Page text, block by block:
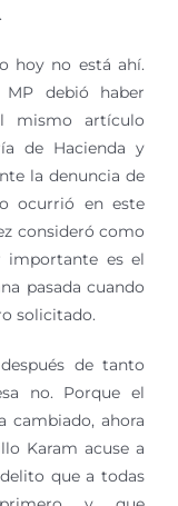
hoy no está ahí.
debió haber
mismo artículo
de Hacienda y
la denuncia de
ocurrió en este
consideró como
importante es el
pasada cuando
solicitado.
de tanto
no. Porque el
cambiado, ahora
Karam acuse a
que a todas